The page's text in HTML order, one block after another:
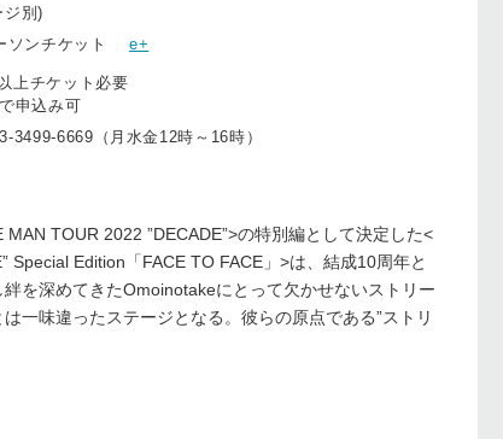
ジ別)
ソンチケット e+
上チケット必要
申込み可
3499-6669（月水金12時～16時）
TOUR 2022 ”DECADE”>の特別編として決定した<
Special Edition「FACE TO FACE」>は、結成10周年と
を深めてきたOmoinotakeにとって欠かせないストリー
一味違ったステージとなる。彼らの原点である”ストリ